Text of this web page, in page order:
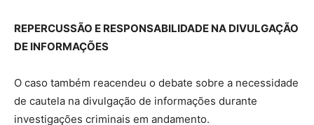
REPERCUSSÃO E RESPONSABILIDADE NA DIVULGAÇÃO
DE INFORMAÇÕES
O caso também reacendeu o debate sobre a necessidade
de cautela na divulgação de informações durante
investigações criminais em andamento.